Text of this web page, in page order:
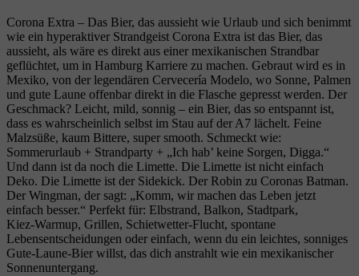
Corona Extra – Das Bier, das aussieht wie Urlaub und sich benimmt
wie ein hyperaktiver Strandgeist Corona Extra ist das Bier, das
aussieht, als wäre es direkt aus einer mexikanischen Strandbar
geflüchtet, um in Hamburg Karriere zu machen. Gebraut wird es in
Mexiko, von der legendären Cervecería Modelo, wo Sonne, Palmen
und gute Laune offenbar direkt in die Flasche gepresst werden. Der
Geschmack? Leicht, mild, sonnig – ein Bier, das so entspannt ist,
dass es wahrscheinlich selbst im Stau auf der A7 lächelt. Feine
Malzsüße, kaum Bittere, super smooth. Schmeckt wie:
Sommerurlaub + Strandparty + „Ich hab’ keine Sorgen, Digga.“
Und dann ist da noch die Limette. Die Limette ist nicht einfach
Deko. Die Limette ist der Sidekick. Der Robin zu Coronas Batman.
Der Wingman, der sagt: „Komm, wir machen das Leben jetzt
einfach besser.“ Perfekt für: Elbstrand, Balkon, Stadtpark,
Kiez‑Warmup, Grillen, Schietwetter‑Flucht, spontane
Lebensentscheidungen oder einfach, wenn du ein leichtes, sonniges
Gute‑Laune‑Bier willst, das dich anstrahlt wie ein mexikanischer
Sonnenuntergang.